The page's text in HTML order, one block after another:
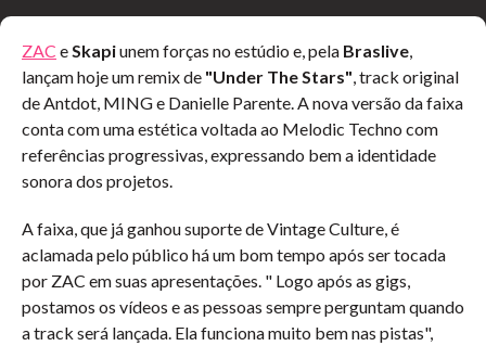
ZAC eSkapiunem forças no estúdio e, pela Braslive,
lançam hoje um remix de "Under The Stars", track original
deAntdot, MING e Danielle Parente. A nova versão da faixa
conta com uma estética voltada ao Melodic Techno com
referências progressivas, expressando bem a identidade
sonora dos projetos.
A faixa, que já ganhou suporte de Vintage Culture, é
aclamada pelo público há um bom tempo após ser tocada
por ZAC em suas apresentações. " Logo após as gigs,
postamos os vídeos e as pessoas sempre perguntam quando
a track será lançada. Ela funciona muito bem nas pistas",